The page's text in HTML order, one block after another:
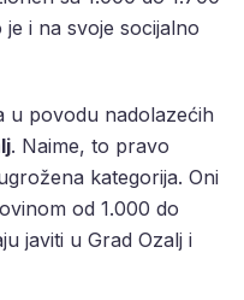
i na svoje socijalno
u povodu nadolazećih
. Naime, to pravo
kategorija. Oni
od 1.000 do
javiti u Grad Ozalj i